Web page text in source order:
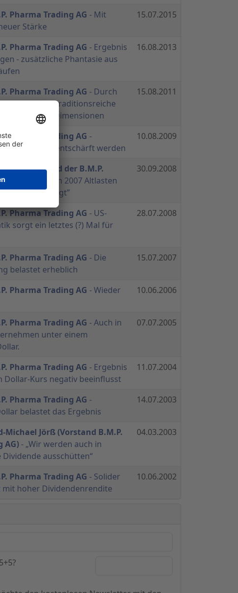
Pharma Trading AG - Mit
Stärke
15.07.2015
Pharma Trading AG - Ergebnis
- zusätzliche Phantasie aus
16.08.2013
Pharma Trading AG - Durch
wächst das traditionsreiche
in neue Dimensionen
15.08.2011
Pharma Trading AG -
konnte entschärft werden
10.08.2009
(Vorstand der B.M.P.
- “Haben in 2007 Altlasten
bereinigt”
30.09.2008
Pharma Trading AG - US-
sorgt ein letztes (?) Mal für
28.07.2008
Pharma Trading AG - Die
belastet erheblich
15.07.2007
Pharma Trading AG - Wieder
10.06.2006
Pharma Trading AG - Auch in
unter einem
07.07.2005
Pharma Trading AG - Ergebnis
Dollar-Kurs negativ beeinflusst
11.07.2004
Pharma Trading AG -
belastet das Ergebnis
14.07.2003
Jörß (Vorstand B.M.P.
AG)- „Wir werden auch in
Dividende ausschütten“
04.03.2003
Pharma Trading AG - Solider
hoher Dividendenrendite
10.06.2002